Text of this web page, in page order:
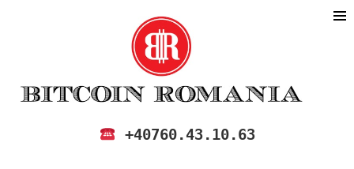
BITCOIN ROMANIA
CUMPARA SI VINDE BITCOIN IN
+40760.43.10.63